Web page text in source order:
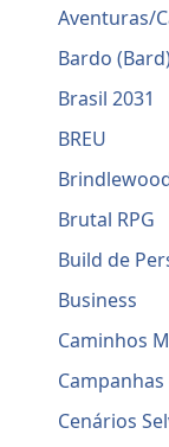
Aventuras/
Bardo
Brasil 2031
BREU
Brutal RPG
Build de
Business
Caminhos
Cenários